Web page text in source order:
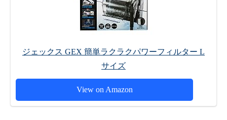
ジェックス GEX 簡単ラクラクパワーフィルター L
サイズ
View on Amazon